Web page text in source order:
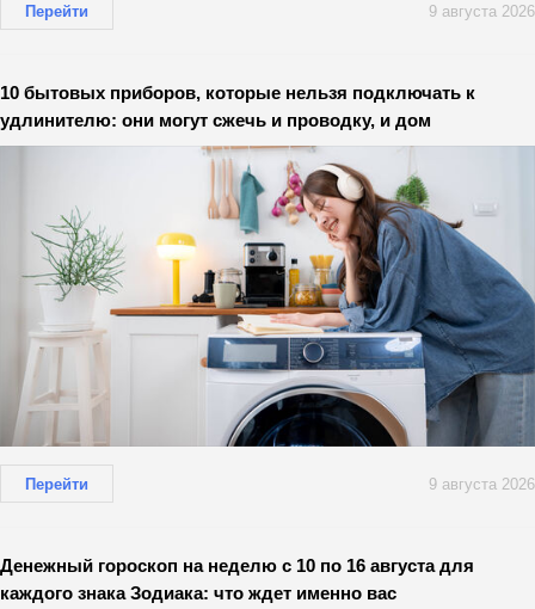
Перейти 9 августа 2026
10 бытовых приборов, которые нельзя подключать к
удлинителю: они могут сжечь и проводку, и дом
Перейти 9 августа 2026
Денежный гороскоп на неделю с 10 по 16 августа для
каждого знака Зодиака: что ждет именно вас